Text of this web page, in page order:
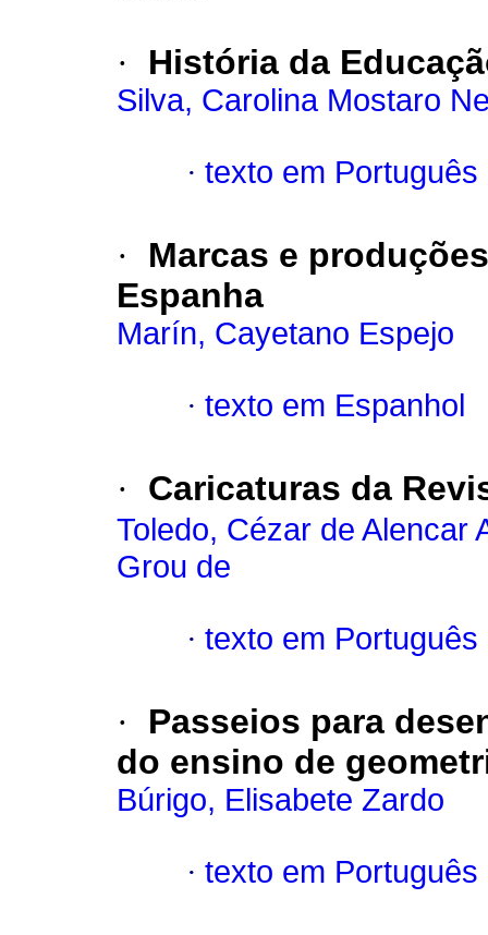
· História da
Silva, Carolina Mostaro
· texto em Português
·
Marcas e
Espanha
Marín, Cayetano Espejo
· texto em Espanhol
· Caricaturas da
Toledo, Cézar de Alencar
Grou de
· texto em Português
·
Passeios para
do ensino de
Búrigo, Elisabete Zardo
· texto em Português